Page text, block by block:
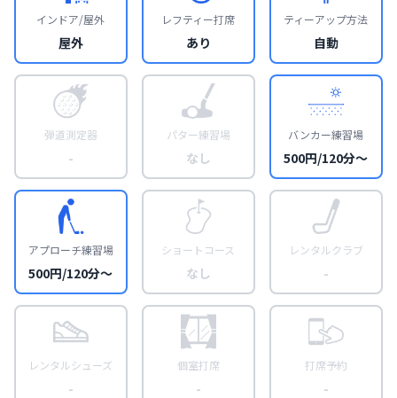
インドア/屋外
屋外
レフティー打席
あり
ティーアップ方法
自動
弾道測定器
-
パター練習場
なし
バンカー練習場
500円/120分〜
アプローチ練習場
500円/120分〜
ショートコース
なし
レンタルクラブ
-
レンタルシューズ
-
個室打席
-
打席予約
-